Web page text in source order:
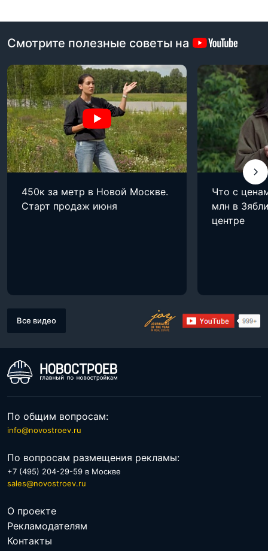
Смотрите полезные советы на
450к за метр в Новой Москве.
Старт продаж июня
Что с
млн в
центре
Все видео
По общим вопросам:
info@novostroev.ru
По вопросам размещения рекламы:
+7 (495) 204-29-59 в Москве
sales@novostroev.ru
О проекте
Рекламодателям
Контакты